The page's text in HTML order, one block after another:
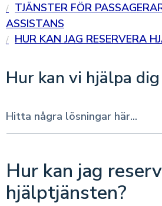
TJÄNSTER FÖR
ASSISTANS
HUR KAN JAG RESERVERA
Hur kan vi hjälpa
Hur kan jag
hjälptjänsten?